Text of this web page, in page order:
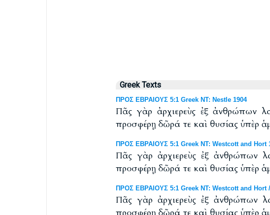
Greek Texts
ΠΡΟΣ ΕΒΡΑΙΟΥΣ 5:1 Greek NT: Nestle 1904
Πᾶς γὰρ ἀρχιερεὺς ἐξ ἀνθρώπων
προσφέρῃ δῶρά τε καὶ θυσίας ὑπὲρ
ΠΡΟΣ ΕΒΡΑΙΟΥΣ 5:1 Greek NT: Westcott and Hort
Πᾶς γὰρ ἀρχιερεὺς ἐξ ἀνθρώπων
προσφέρῃ δῶρά τε καὶ θυσίας ὑπὲρ
ΠΡΟΣ ΕΒΡΑΙΟΥΣ 5:1 Greek NT: Westcott and Hort
Πᾶς γὰρ ἀρχιερεὺς ἐξ ἀνθρώπων